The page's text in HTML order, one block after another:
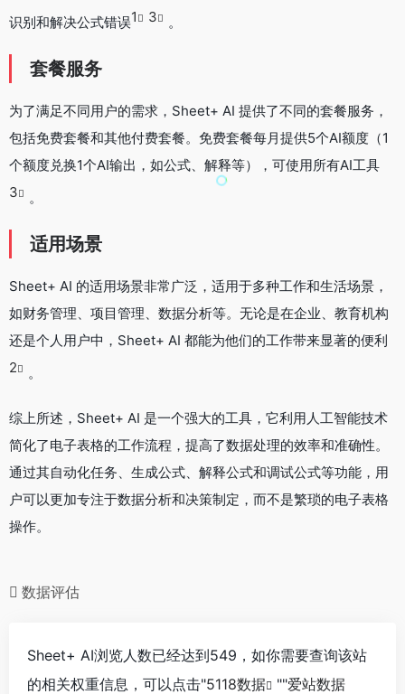
识别和解决公式错误1 3 。
套餐服务
为了满足不同用户的需求，Sheet+ AI 提供了不同的套餐服务，
包括免费套餐和其他付费套餐。免费套餐每月提供5个AI额度（1
个额度兑换1个AI输出，如公式、解释等），可使用所有AI工具
3
。
适用场景
Sheet+ AI 的适用场景非常广泛，适用于多种工作和生活场景，
如财务管理、项目管理、数据分析等。无论是在企业、教育机构
还是个人用户中，Sheet+ AI 都能为他们的工作带来显著的便利
2
。
综上所述，Sheet+ AI 是一个强大的工具，它利用人工智能技术
简化了电子表格的工作流程，提高了数据处理的效率和准确性。
通过其自动化任务、生成公式、解释公式和调试公式等功能，用
户可以更加专注于数据分析和决策制定，而不是繁琐的电子表格
操作。
数据评估
Sheet+ AI浏览人数已经达到549，如你需要查询该站
的相关权重信息，可以点击"5118数据 ""爱站数据